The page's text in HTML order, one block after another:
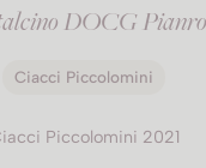
DOCG
Ciacci Piccolomini
Piccolomini 2021